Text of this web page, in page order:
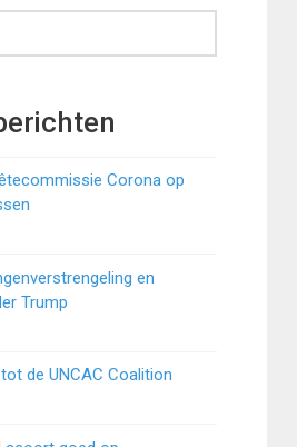
Corona op
en
Trump
de UNCAC Coalition